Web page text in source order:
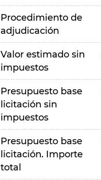
Procedimiento de
adjudicación
Valor estimado sin
impuestos
Presupuesto base
licitación sin
impuestos
Presupuesto base
licitación. Importe
total